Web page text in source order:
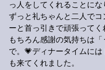
っ人をしてくれることにな
ずっと礼ちゃんと二人でコ
ーと首っ引きで頑張ってく
もちろん感謝の気持ちは「
で。💗ディナータイムには
も来てくれました。